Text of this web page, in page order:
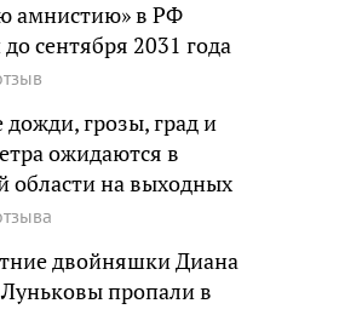
амнистию» в РФ
сентября 2031 года
грозы, град и
ожидаются в
области на выходных
двойняшки Диана
пропали в